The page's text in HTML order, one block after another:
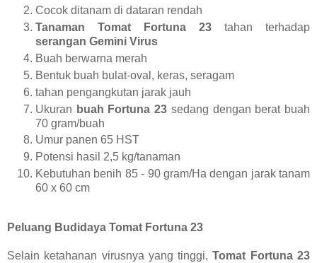
Cocok ditanam di dataran rendah
Tanaman Tomat Fortuna 23 tahan terhadap
serangan Gemini Virus
Buah berwarna merah
Bentuk buah bulat-oval, keras, seragam
tahan pengangkutan jarak jauh
Ukuran buah Fortuna 23 sedang dengan berat buah
70 gram/buah
Umur panen 65 HST
Potensi hasil 2,5 kg/tanaman
Kebutuhan benih 85 - 90 gram/Ha dengan jarak tanam
60 x 60 cm
Peluang Budidaya Tomat Fortuna 23
Selain ketahanan virusnya yang tinggi,Tomat Fortuna 23